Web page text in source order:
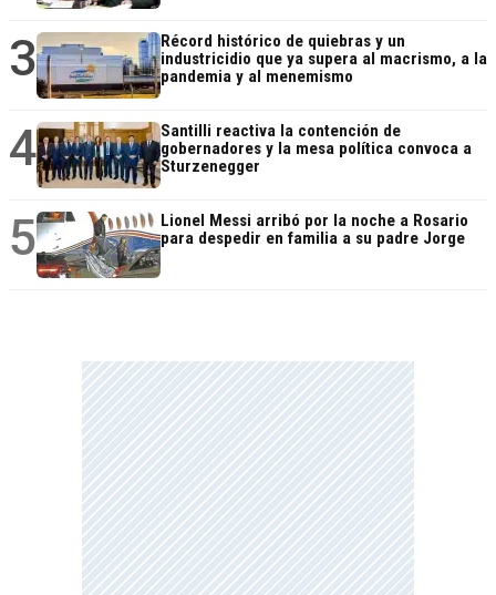
3
Récord histórico de quiebras y un
industricidio que ya supera al macrismo, a la
pandemia y al menemismo
4
Santilli reactiva la contención de
gobernadores y la mesa política convoca a
Sturzenegger
5
Lionel Messi arribó por la noche a Rosario
para despedir en familia a su padre Jorge